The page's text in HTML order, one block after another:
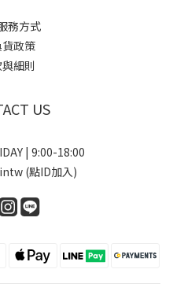
務方式
政策
細則
US
| 9:00-18:00
(點ID加入)